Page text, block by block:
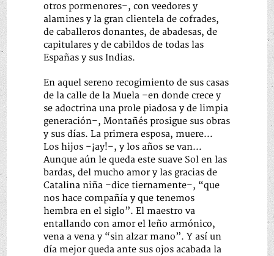
otros pormenores–, con veedores y
alamines y la gran clientela de cofrades,
de caballeros donantes, de abadesas, de
capitulares y de cabildos de todas las
Españas y sus Indias.
En aquel sereno recogimiento de sus casas
de la calle de la Muela –en donde crece y
se adoctrina una prole piadosa y de limpia
generación–, Montañés prosigue sus obras
y sus días. La primera esposa, muere…
Los hijos –¡ay!–, y los años se van…
Aunque aún le queda este suave Sol en las
bardas, del mucho amor y las gracias de
Catalina niña –dice tiernamente–, “que
nos hace compañía y que tenemos
hembra en el siglo”. El maestro va
entallando con amor el leño armónico,
vena a vena y “sin alzar mano”. Y así un
día mejor queda ante sus ojos acabada la